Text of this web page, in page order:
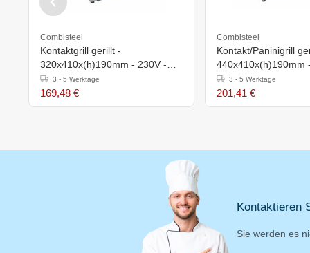
Combisteel
Kontaktgrill gerillt -
320x410x(h)190mm - 230V -
Backfläche 214x214mm
3 - 5 Werktage
169,48 €
Combisteel
Kontakt/Paninigrill
440x410x(h)190mm
Backfläche
3 - 5 Werktage
201,41 €
Kontaktieren
Sie werden es